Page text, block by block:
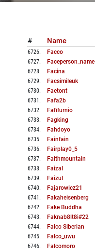
# Name
6726. Facco
6727. Faceperson_name
6728. Facina
6729. Facsimileuk
6730. Faetont
6731 . Fafa2b
6732. Fafifurnio
6733. Fagking
6734. Fahdoyo
6735. Fainfain
6736. Fairplay0_5
6737. Faithmountain
6738. Faizal
6739. Faizul
6740. Fajarowicz21
6741 . Fakaheisenberg
6742. Fake Buddha
6743. Faknab8lt8i#22
6744. Falco Siberian
6745. Falco_uwu
6746. Falcomoro